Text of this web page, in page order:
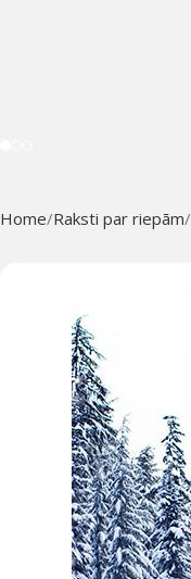
Home Raksti par riepām